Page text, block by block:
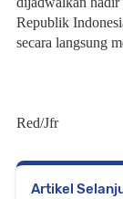
Republik
secara langsung
Red/Jfr
Artikel